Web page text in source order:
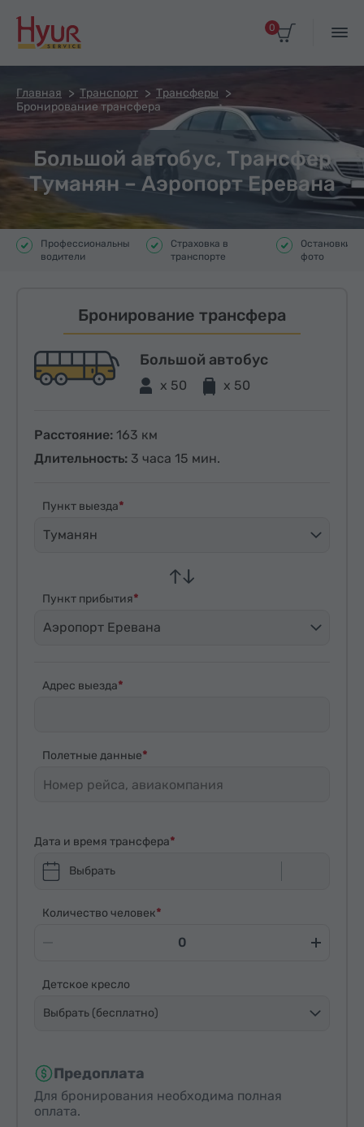
0
Главная Транспорт
Трансферы
Бронирование трансфера
Большой автобус, Трансфер
Туманян – Аэропорт Еревана
Профессиональные
водители
Страховка в
транспорте
Остановки
фото
Бронирование трансфера
Большой автобус
x 50 x 50
Расстояние: 163 км
Длительность: 3 часа 15 мин.
Пункт выезда
Туманян
Пункт прибытия
Аэропорт Еревана
Адрес выезда
Полетные данные
Дата и время трансфера
Выбрать
Количество человек
Детское кресло
Выбрать (бесплатно)
Предоплата
Для бронирования необходима полная
оплата.